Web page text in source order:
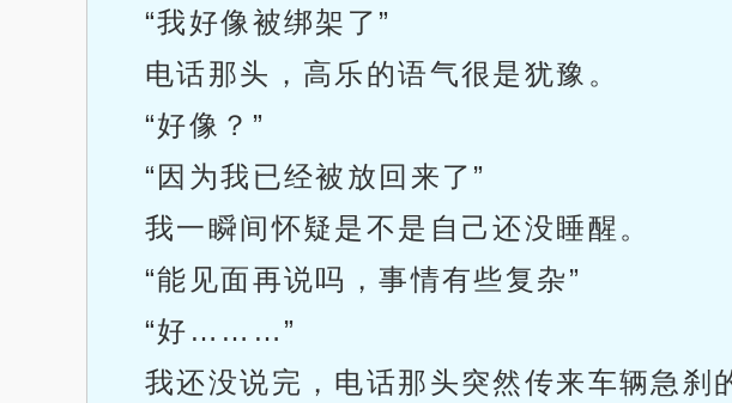
“我好像被绑架了”
电话那头，高乐的语气很是犹豫。
“好像？”
“因为我已经被放回来了”
我一瞬间怀疑是不是自己还没睡醒。
“能见面再说吗，事情有些复杂”
“好………”
我还没说完，电话那头突然传来车辆急刹